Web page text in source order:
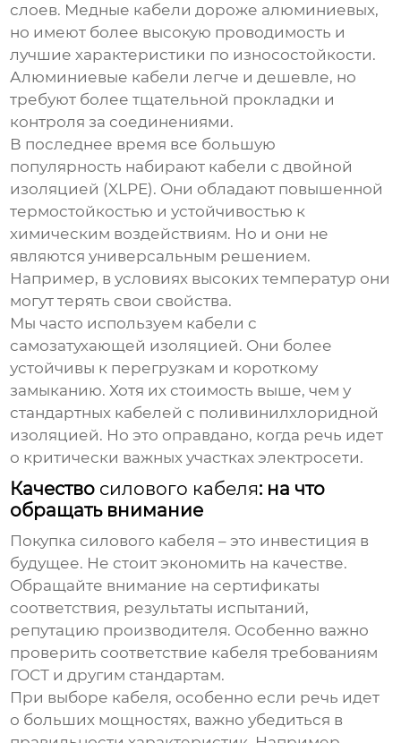
слоев. Медные кабели дороже алюминиевых,
но имеют более высокую проводимость и
лучшие характеристики по износостойкости.
Алюминиевые кабели легче и дешевле, но
требуют более тщательной прокладки и
контроля за соединениями.
В последнее время все большую
популярность набирают кабели с двойной
изоляцией (XLPE). Они обладают повышенной
термостойкостью и устойчивостью к
химическим воздействиям. Но и они не
являются универсальным решением.
Например, в условиях высоких температур они
могут терять свои свойства.
Мы часто используем кабели с
самозатухающей изоляцией. Они более
устойчивы к перегрузкам и короткому
замыканию. Хотя их стоимость выше, чем у
стандартных кабелей с поливинилхлоридной
изоляцией. Но это оправдано, когда речь идет
о критически важных участках электросети.
Качество силового кабеля: на что
обращать внимание
Покупка силового кабеля – это инвестиция в
будущее. Не стоит экономить на качестве.
Обращайте внимание на сертификаты
соответствия, результаты испытаний,
репутацию производителя. Особенно важно
проверить соответствие кабеля требованиям
ГОСТ и другим стандартам.
При выборе кабеля, особенно если речь идет
о больших мощностях, важно убедиться в